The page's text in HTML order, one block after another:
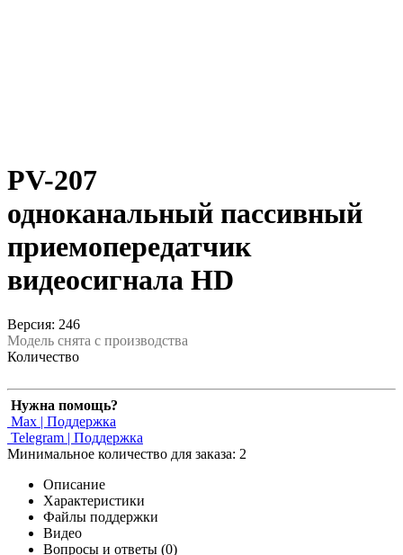
PV-207
одноканальный пассивный
приемопередатчик
видеосигнала HD
Версия: 246
Модель снята с производства
Количество
Нужна помощь?
Max | Поддержка
Telegram | Поддержка
Минимальное количество для заказа: 2
Описание
Характеристики
Файлы поддержки
Видео
Вопросы и ответы (0)